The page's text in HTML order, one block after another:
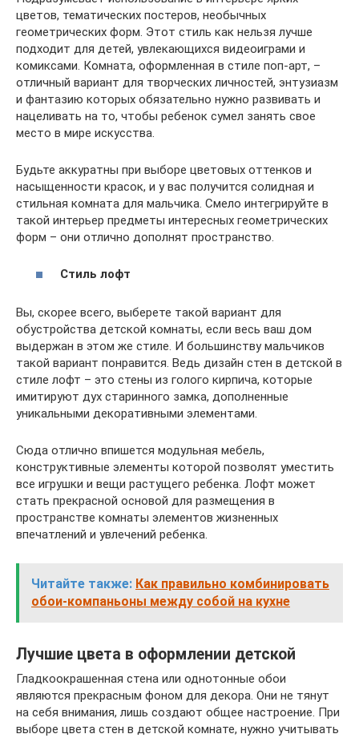
цветов, тематических постеров, необычных
геометрических форм. Этот стиль как нельзя лучше
подходит для детей, увлекающихся видеоиграми и
комиксами. Комната, оформленная в стиле поп-арт, –
отличный вариант для творческих личностей, энтузиазм
и фантазию которых обязательно нужно развивать и
нацеливать на то, чтобы ребенок сумел занять свое
место в мире искусства.
Будьте аккуратны при выборе цветовых оттенков и
насыщенности красок, и у вас получится солидная и
стильная комната для мальчика. Смело интегрируйте в
такой интерьер предметы интересных геометрических
форм – они отлично дополнят пространство.
Стиль лофт
Вы, скорее всего, выберете такой вариант для
обустройства детской комнаты, если весь ваш дом
выдержан в этом же стиле. И большинству мальчиков
такой вариант понравится. Ведь дизайн стен в детской в
стиле лофт – это стены из голого кирпича, которые
имитируют дух старинного замка, дополненные
уникальными декоративными элементами.
Сюда отлично впишется модульная мебель,
конструктивные элементы которой позволят уместить
все игрушки и вещи растущего ребенка. Лофт может
стать прекрасной основой для размещения в
пространстве комнаты элементов жизненных
впечатлений и увлечений ребенка.
Читайте также: Как правильно комбинировать
обои-компаньоны между собой на кухне
Лучшие цвета в оформлении детской
Гладкоокрашенная стена или однотонные обои
являются прекрасным фоном для декора. Они не тянут
на себя внимания, лишь создают общее настроение. При
выборе цвета стен в детской комнате, нужно учитывать